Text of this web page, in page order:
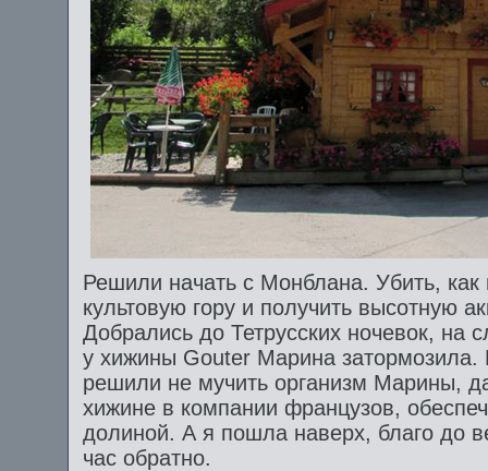
Решили начать с Монблана. Убить, как
культовую гору и получить высотную
Добрались до Тетрусских ночевок,
у хижины Gouter Марина
решили не мучить организм Марины,
хижине в компании французов,
долиной. А я пошла наверх, благо до
час обратно.